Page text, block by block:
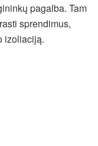
pagalba. Tam
sprendimus,
izoliaciją.